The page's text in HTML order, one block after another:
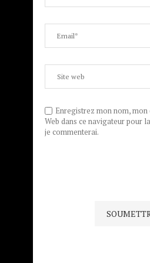
Enregistrez mon nom,
Web dans ce navigateur pour
je commenterai.